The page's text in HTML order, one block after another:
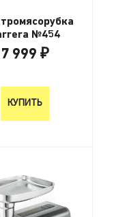
№454
7 999 ₽
КУПИТЬ